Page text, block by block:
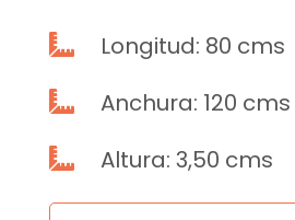
 Longitud: 80 cms
 Anchura: 120 cms
 Altura: 3,50 cms